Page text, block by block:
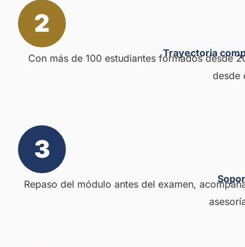
2
Trayectoria
Con más de 100 estudiantes formados desde
desde
3
Repaso del módulo antes del examen,